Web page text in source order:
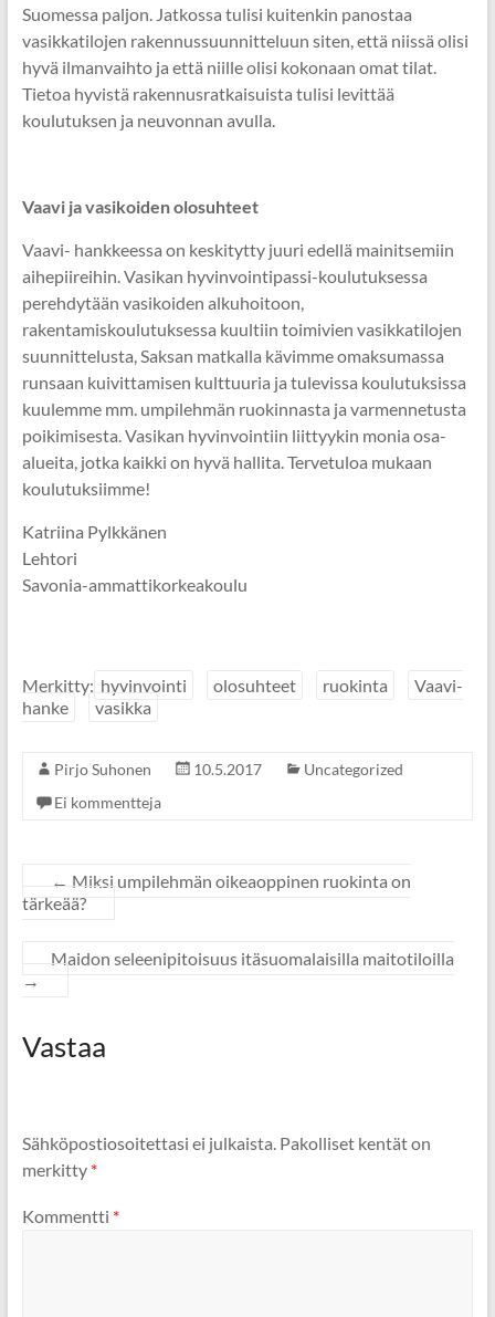
Suomessa paljon. Jatkossa tulisi kuitenkin panostaa
vasikkatilojen rakennussuunnitteluun siten, että niissä olisi
hyvä ilmanvaihto ja että niille olisi kokonaan omat tilat.
Tietoa hyvistä rakennusratkaisuista tulisi levittää
koulutuksen ja neuvonnan avulla.
Vaavi ja vasikoiden olosuhteet
Vaavi- hankkeessa on keskitytty juuri edellä mainitsemiin
aihepiireihin. Vasikan hyvinvointipassi-koulutuksessa
perehdytään vasikoiden alkuhoitoon,
rakentamiskoulutuksessa kuultiin toimivien vasikkatilojen
suunnittelusta, Saksan matkalla kävimme omaksumassa
runsaan kuivittamisen kulttuuria ja tulevissa koulutuksissa
kuulemme mm. umpilehmän ruokinnasta ja varmennetusta
poikimisesta. Vasikan hyvinvointiin liittyykin monia osa-
alueita, jotka kaikki on hyvä hallita. Tervetuloa mukaan
koulutuksiimme!
Katriina Pylkkänen
Lehtori
Savonia-ammattikorkeakoulu
Merkitty: hyvinvointi olosuhteet ruokinta
Vaavi-
hanke
vasikka
Pirjo Suhonen 10.5.2017
Uncategorized
Ei kommentteja
← Miksi umpilehmän oikeaoppinen ruokinta on
tärkeää?
Maidon seleenipitoisuus itäsuomalaisilla maitotiloilla
→
Vastaa
Sähköpostiosoitettasi ei julkaista. Pakolliset kentät on
merkitty *
Kommentti *